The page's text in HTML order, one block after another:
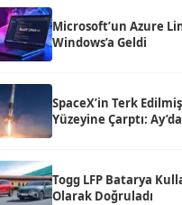
Microsoft’un Azure
Windows’a Geldi
SpaceX’in Terk
Yüzeyine Çarptı:
Togg LFP Batarya
Olarak Doğruladı